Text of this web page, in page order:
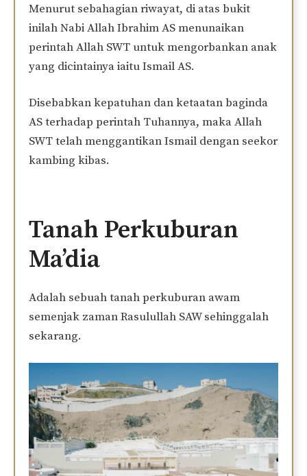
Menurut sebahagian riwayat, di atas bukit
inilah Nabi Allah Ibrahim AS menunaikan
perintah Allah SWT untuk mengorbankan anak
yang dicintainya iaitu Ismail AS.
Disebabkan kepatuhan dan ketaatan baginda
AS terhadap perintah Tuhannya, maka Allah
SWT telah menggantikan Ismail dengan seekor
kambing kibas.
Tanah Perkuburan
Ma’dia
Adalah sebuah tanah perkuburan awam
semenjak zaman Rasulullah SAW sehinggalah
sekarang.